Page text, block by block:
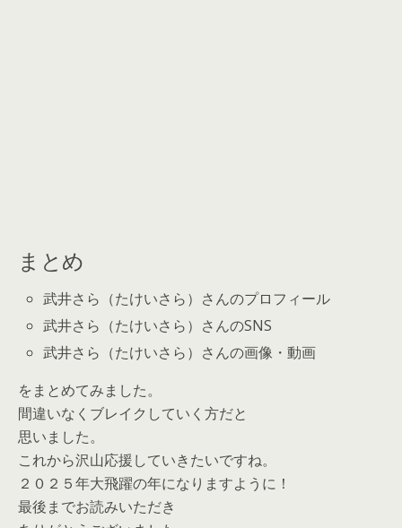
まとめ
武井さら（たけいさら）さんのプロフィール
武井さら（たけいさら）さんのSNS
武井さら（たけいさら）さんの画像・動画
をまとめてみました。
間違いなくブレイクしていく方だと
思いました。
これから沢山応援していきたいですね。
２０２５年大飛躍の年になりますように！
最後までお読みいただき